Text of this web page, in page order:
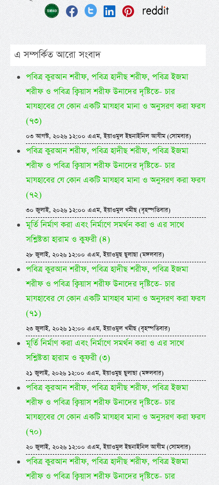
এ সম্পর্কিত আরো সংবাদ
পবিত্র কুরআন শরীফ, পবিত্র হাদীছ শরীফ, পবিত্র ইজমা
শরীফ ও পবিত্র ক্বিয়াস শরীফ উনাদের দৃষ্টিতে- চার
মাযহাবের যে কোন একটি মাযহাব মানা ও অনুসরণ করা ফরয
(৭৩)
০৩ আগস্ট, ২০২৬ ১২:০০ এএম, ইয়াওমুল ইছনাইনিল আযীম (সোমবার)
পবিত্র কুরআন শরীফ, পবিত্র হাদীছ শরীফ, পবিত্র ইজমা
শরীফ ও পবিত্র ক্বিয়াস শরীফ উনাদের দৃষ্টিতে- চার
মাযহাবের যে কোন একটি মাযহাব মানা ও অনুসরণ করা ফরয
(৭২)
৩০ জুলাই, ২০২৬ ১২:০০ এএম, ইয়াওমুল খমীছ (বৃহস্পতিবার)
মূর্তি নির্মাণ করা এবং নির্মাণে সমর্থন করা ও এর সাথে
সশ্লিষ্টতা হারাম ও কুফরী (৪)
২৮ জুলাই, ২০২৬ ১২:০০ এএম, ইয়াওমুছ ছুলাছা (মঙ্গলবার)
পবিত্র কুরআন শরীফ, পবিত্র হাদীছ শরীফ, পবিত্র ইজমা
শরীফ ও পবিত্র ক্বিয়াস শরীফ উনাদের দৃষ্টিতে- চার
মাযহাবের যে কোন একটি মাযহাব মানা ও অনুসরণ করা ফরয
(৭১)
২৩ জুলাই, ২০২৬ ১২:০০ এএম, ইয়াওমুল খমীছ (বৃহস্পতিবার)
মূর্তি নির্মাণ করা এবং নির্মাণে সমর্থন করা ও এর সাথে
সশ্লিষ্টতা হারাম ও কুফরী (৩)
২১ জুলাই, ২০২৬ ১২:০০ এএম, ইয়াওমুছ ছুলাছা (মঙ্গলবার)
পবিত্র কুরআন শরীফ, পবিত্র হাদীছ শরীফ, পবিত্র ইজমা
শরীফ ও পবিত্র ক্বিয়াস শরীফ উনাদের দৃষ্টিতে- চার
মাযহাবের যে কোন একটি মাযহাব মানা ও অনুসরণ করা ফরয
(৭০)
২০ জুলাই, ২০২৬ ১২:০০ এএম, ইয়াওমুল ইছনাইনিল আযীম (সোমবার)
পবিত্র কুরআন শরীফ, পবিত্র হাদীছ শরীফ, পবিত্র ইজমা
শরীফ ও পবিত্র ক্বিয়াস শরীফ উনাদের দৃষ্টিতে- চার